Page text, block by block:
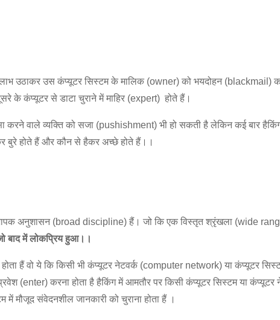
उठाकर उस कंप्यूटर सिस्टम के मालिक (owner) को भयदोहन (blackmail)
के कंप्यूटर से डाटा चुराने में माहिर (expert) होते हैं।
करने वाले व्यक्ति को सजा (pushishment) भी हो सकती है लेकिन कई बार
बुरे होते हैं और कौन से हैकर अच्छे होते हैं।।
अनुशासन (broad discipline) हैं। जो कि एक विस्तृत श्रृंखला (wide
बाद में लोकप्रिय हुआ।।
हैं वो ये कि किसी भी कंप्यूटर नेटवर्क (computer network) या कंप्यूटर
(enter) करना होता है हैकिंग में आमतौर पर किसी कंप्यूटर सिस्टम या
मौजूद संवेदनशील जानकारी को चुराना होता हैं ।